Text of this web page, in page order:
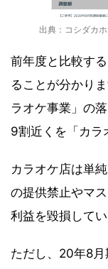
出典：コシダカ
前年度と比較す
ることが分かり
ラオケ事業」の
9割近くを「カラ
カラオケ店は単
の提供禁止やマ
利益を毀損して
ただし、20年8